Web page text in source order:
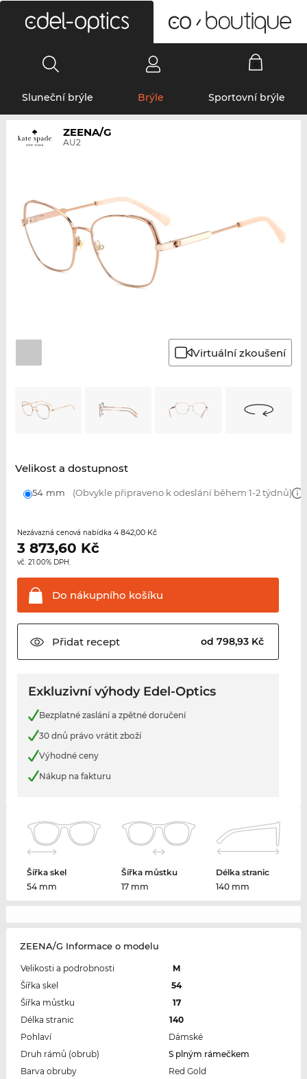
Sluneční brýle Brýle Sportovní brýle
ZEENA/G
AU2
Virtuální zkoušení
Velikost a dostupnost
54 mm (Obvykle připraveno k odeslání během 1-2 týdnů)
Nezávazná cenová nabídka 4 842,00 Kč
3 873,60 Kč
vč. 21.00% DPH.
Do nákupního košíku
Přidatrecept od 798,93 Kč
Exkluzivní výhody Edel-Optics
Bezplatné zaslání a zpětné doručení
30 dnů právo vrátit zboží
Výhodné ceny
Nákup na fakturu
Šířka skel
54 mm
Šířka můstku
17 mm
Délka stranic
140 mm
ZEENA/G Informace o modelu
Velikosti a podrobnosti
M
Šířka skel
54
Šířka můstku
17
Délka stranic
140
Pohlaví
Dámské
Druh rámů (obrub)
S plným rámečkem
Barva obruby
Red Gold